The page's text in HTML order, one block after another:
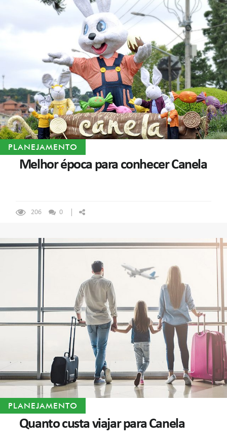
PLANEJAMENTO
Melhor época para conhecer Canela
206 0
PLANEJAMENTO
Quanto custa viajar para Canela